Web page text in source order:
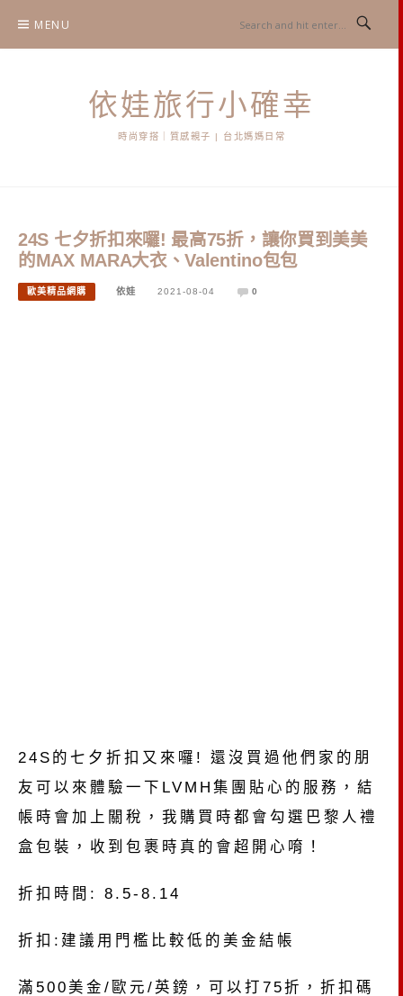
content
MENU
依娃旅行小確幸
時尚穿搭｜質感親子 | 台北媽媽日常
24S 七夕折扣來囉! 最高75折，讓你買到美美
的MAX MARA大衣、Valentino包包
歐美精品網購 依娃 2021-08-04 0
24S的七夕折扣又來囉! 還沒買過他們家的朋
友可以來體驗一下LVMH集團貼心的服務，結
帳時會加上關稅，我購買時都會勾選巴黎人禮
盒包裝，收到包裹時真的會超開心唷！
折扣時間: 8.5-8.14
折扣:建議用門檻比較低的美金結帳
滿500美金/歐元/英鎊，可以打75折，折扣碼